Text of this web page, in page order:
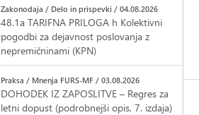
Zakonodaja / Delo in prispevki / 04.08.2026
48.1a TARIFNA PRILOGA h Kolektivni
pogodbi za dejavnost poslovanja z
nepremičninami (KPN)
Praksa / Mnenja FURS-MF / 03.08.2026
DOHODEK IZ ZAPOSLITVE – Regres za
letni dopust (podrobnejši opis, 7. izdaja)